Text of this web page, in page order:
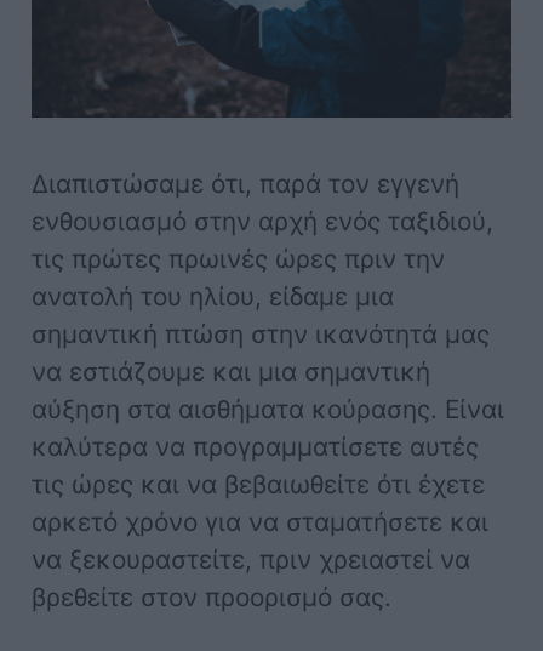
Διαπιστώσαμε ότι, παρά τον εγγενή
ενθουσιασμό στην αρχή ενός ταξιδιού,
τις πρώτες πρωινές ώρες πριν την
ανατολή του ηλίου, είδαμε μια
σημαντική πτώση στην ικανότητά μας
να εστιάζουμε και μια σημαντική
αύξηση στα αισθήματα κούρασης. Είναι
καλύτερα να προγραμματίσετε αυτές
τις ώρες και να βεβαιωθείτε ότι έχετε
αρκετό χρόνο για να σταματήσετε και
να ξεκουραστείτε, πριν χρειαστεί να
βρεθείτε στον προορισμό σας.